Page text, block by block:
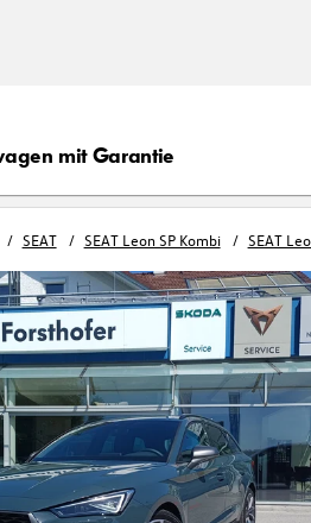
mit Garantie
SEAT SEAT Leon SP Kombi SEAT